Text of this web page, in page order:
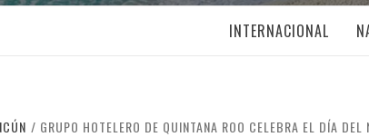
INTERNACIONAL
GRUPO HOTELERO DE QUINTANA ROO CELEBRA EL DÍA